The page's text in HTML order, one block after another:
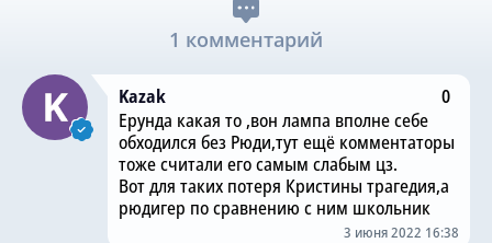
1 комментарий
Kazak
0
Ерунда какая то ,вон лампа вполне себе
обходился без Рюди,тут ещё комментаторы
тоже считали его самым слабым цз.
Вот для таких потеря Кристины трагедия,а
рюдигер по сравнению с ним школьник
3 июня 2022 16:38